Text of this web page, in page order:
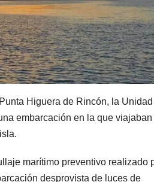
Higuera de Rincón, la Unidad
embarcación en la que viajaban
marítimo preventivo realizado
desprovista de luces de